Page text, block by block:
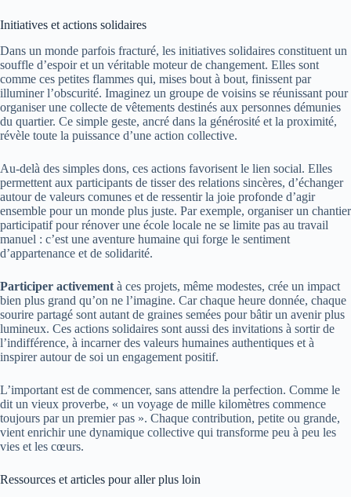
Initiatives et actions solidaires
Dans un monde parfois fracturé, les initiatives solidaires constituent un
souffle d’espoir et un véritable moteur de changement. Elles sont
comme ces petites flammes qui, mises bout à bout, finissent par
illuminer l’obscurité. Imaginez un groupe de voisins se réunissant pour
organiser une collecte de vêtements destinés aux personnes démunies
du quartier. Ce simple geste, ancré dans la générosité et la proximité,
révèle toute la puissance d’une action collective.
Au-delà des simples dons, ces actions favorisent le lien social. Elles
permettent aux participants de tisser des relations sincères, d’échanger
autour de valeurs comunes et de ressentir la joie profonde d’agir
ensemble pour un monde plus juste. Par exemple, organiser un chantier
participatif pour rénover une école locale ne se limite pas au travail
manuel : c’est une aventure humaine qui forge le sentiment
d’appartenance et de solidarité.
Participer activement à ces projets, même modestes, crée un impact
bien plus grand qu’on ne l’imagine. Car chaque heure donnée, chaque
sourire partagé sont autant de graines semées pour bâtir un avenir plus
lumineux. Ces actions solidaires sont aussi des invitations à sortir de
l’indifférence, à incarner des valeurs humaines authentiques et à
inspirer autour de soi un engagement positif.
L’important est de commencer, sans attendre la perfection. Comme le
dit un vieux proverbe, « un voyage de mille kilomètres commence
toujours par un premier pas ». Chaque contribution, petite ou grande,
vient enrichir une dynamique collective qui transforme peu à peu les
vies et les cœurs.
Ressources et articles pour aller plus loin